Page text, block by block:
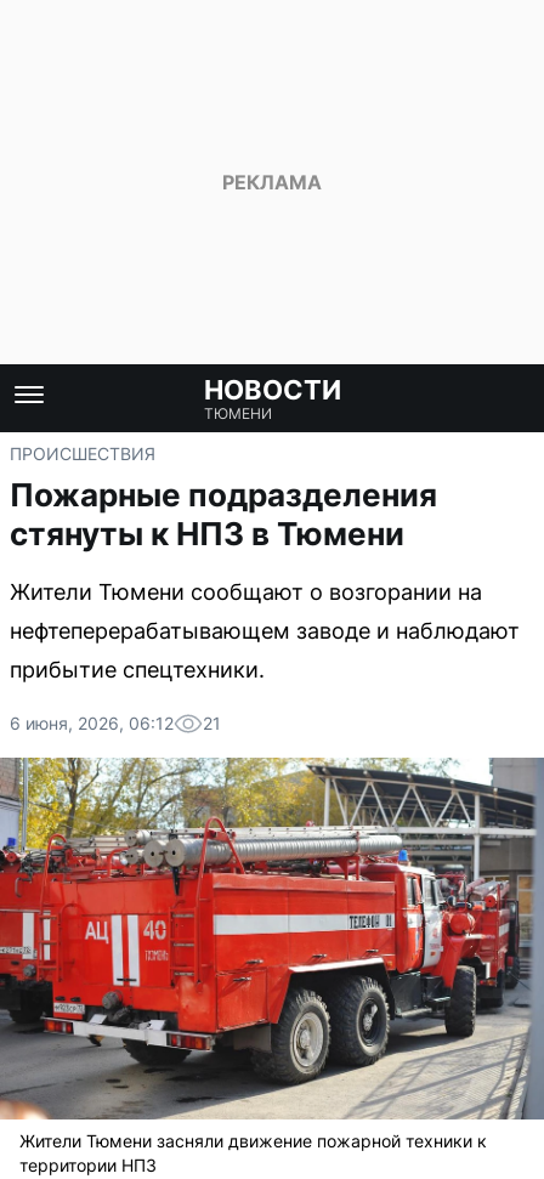
НОВОСТИ
ТЮМЕНИ
ПРОИСШЕСТВИЯ
Пожарные подразделения
стянуты к НПЗ в Тюмени
Жители Тюмени сообщают о возгорании на
нефтеперерабатывающем заводе и наблюдают
прибытие спецтехники.
6 июня, 2026, 06:12 21
Жители Тюмени засняли движение пожарной техники к
территории НПЗ